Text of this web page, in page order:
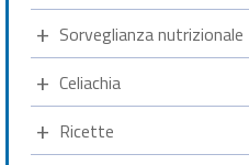
Sorveglianza nutrizionale
Celiachia
Ricette